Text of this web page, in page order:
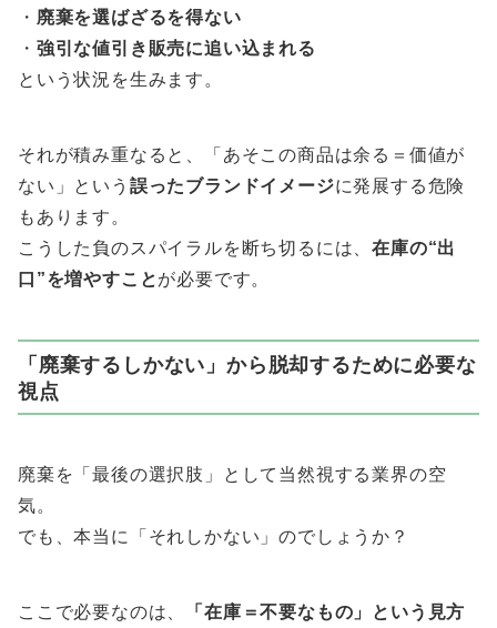
・ 廃棄を選ばざるを得ない
・ 強引な値引き販売に追い込まれる
という状況を生みます。
それが積み重なると、「あそこの商品は余る＝価値が
ない」という 誤ったブランドイメージに発展する危険
もあります。
こうした負のスパイラルを断ち切るには、在庫の“出
口”を増やすことが必要です。
「廃棄するしかない」から脱却するために必要な
視点
廃棄を「最後の選択肢」として当然視する業界の空
気。
でも、本当に「それしかない」のでしょうか？
ここで必要なのは、
「在庫＝不要なもの」という見方